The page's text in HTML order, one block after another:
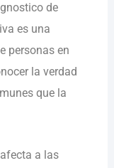
de
es una
personas en
la verdad
que la
a las